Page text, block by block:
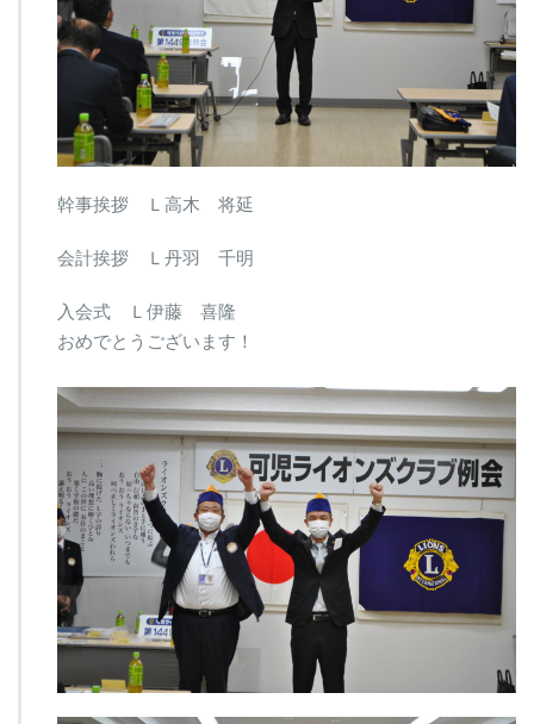
幹事挨拶 Ｌ高木 将延
会計挨拶 Ｌ丹羽 千明
入会式 Ｌ伊藤 喜隆
おめでとうございます！